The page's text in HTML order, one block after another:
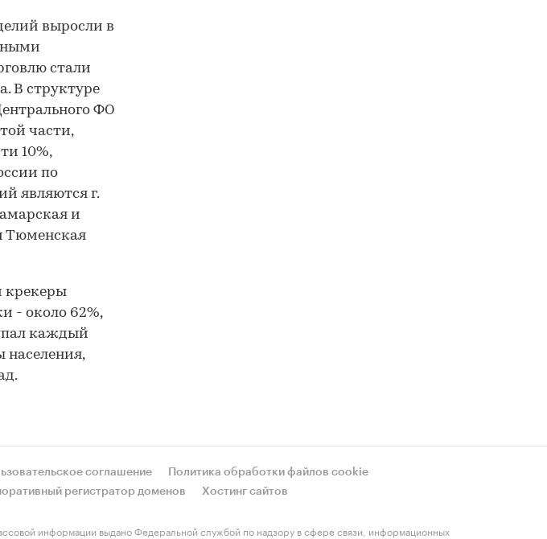
выросли в
стали
В структуре
ФО
части,
10%,
по
являются г.
и
Тюменская
крекеры
- около 62%,
каждый
населения,
соглашение
Политика обработки файлов cookie
регистратор доменов Хостинг сайтов
информации выдано Федеральной службой по надзору в сфере связи, информационных